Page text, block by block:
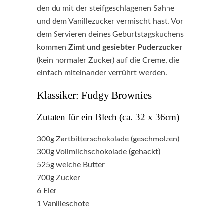
den du mit der steifgeschlagenen Sahne
und dem Vanillezucker vermischt hast. Vor
dem Servieren deines Geburtstagskuchens
kommen Zimt und gesiebter Puderzucker
(kein normaler Zucker) auf die Creme, die
einfach miteinander verrührt werden.
Klassiker: Fudgy Brownies
Zutaten für ein Blech (ca. 32 x 36cm)
300g Zartbitterschokolade (geschmolzen)
300g Vollmilchschokolade (gehackt)
525g weiche Butter
700g Zucker
6 Eier
1 Vanilleschote